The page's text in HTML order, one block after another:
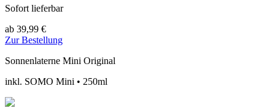
Sofort lieferbar
ab 39,99 €
Zur Bestellung
Sonnenlaterne Mini Original
inkl. SOMO Mini • 250ml